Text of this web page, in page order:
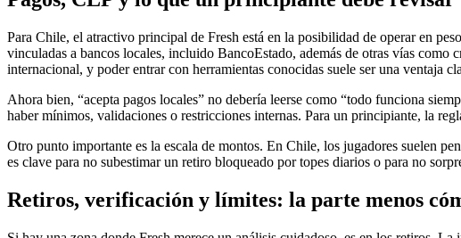
Para Chile, el atractivo principal de Fresh está en la posibilidad de operar en
vinculadas a bancos locales, incluido BancoEstado, además de otras vías
internacional, y poder entrar con herramientas conocidas suele ser una ventaja
Ahora bien, “acepta pagos locales” no debería leerse como “todo funciona
haber mínimos, validaciones o restricciones internas. Para un principiante, la
Otro punto importante es la escala de montos. En Chile, los jugadores suelen
es clave para no subestimar un retiro bloqueado por topes diarios o para no
Retiros, verificación y límites: la parte menos